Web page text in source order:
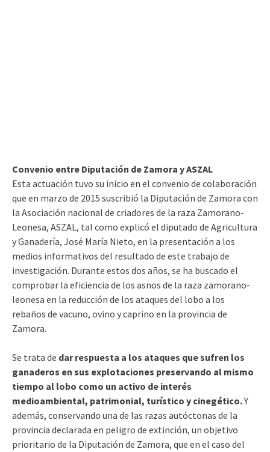
Convenio entre Diputación de Zamora y ASZAL
Esta actuación tuvo su inicio en el convenio de colaboración
que en marzo de 2015 suscribió la Diputación de Zamora con
la Asociación nacional de criadores de la raza Zamorano-
Leonesa, ASZAL, tal como explicó el diputado de Agricultura
y Ganadería, José María Nieto, en la presentación a los
medios informativos del resultado de este trabajo de
investigación. Durante estos dos años, se ha buscado el
comprobar la eficiencia de los asnos de la raza zamorano-
leonesa en la reducción de los ataques del lobo a los
rebaños de vacuno, ovino y caprino en la provincia de
Zamora.
Se trata de dar respuesta a los ataques que sufren los
ganaderos en sus explotaciones preservando al mismo
tiempo al lobo como un activo de interés
medioambiental, patrimonial, turístico y cinegético.Y
además, conservando una de las razas autóctonas de la
provincia declarada en peligro de extinción, un objetivo
prioritario de la Diputación de Zamora, que en el caso del